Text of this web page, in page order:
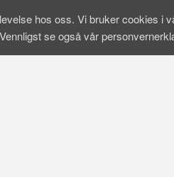
hos oss. Vi bruker cookies
se også vår